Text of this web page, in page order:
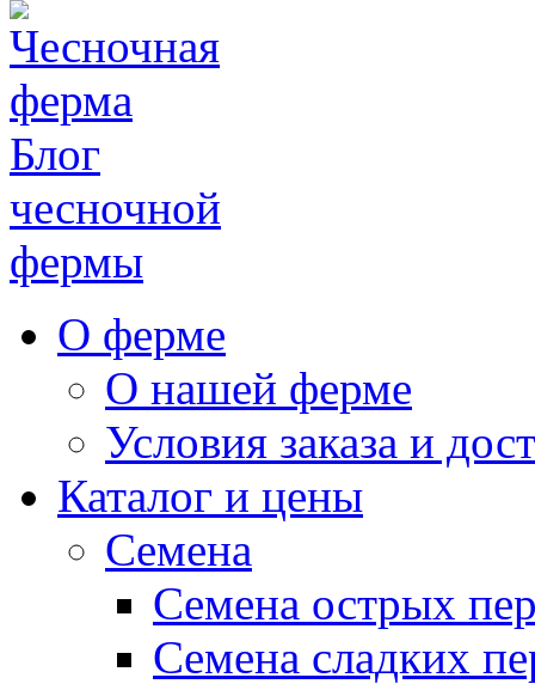
Блог
чесночной
фермы
О ферме
О нашей ферме
Условия заказа и
Каталог и цены
Семена
Семена острых
Семена сладких